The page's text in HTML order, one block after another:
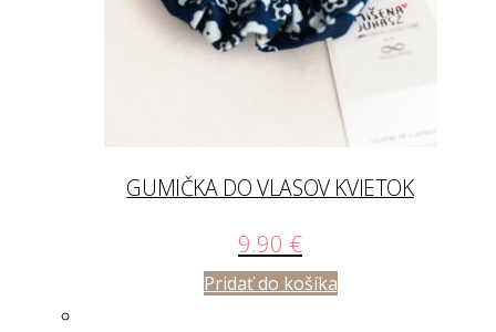
GUMIČKA DO VLASOV KVIETOK
9.90 €
Pridať do košíka